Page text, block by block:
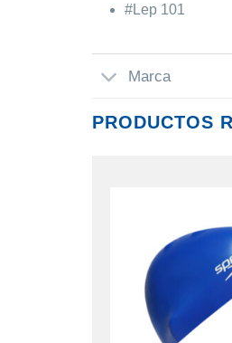
#Lep 101
Marca
PRODUCTOS